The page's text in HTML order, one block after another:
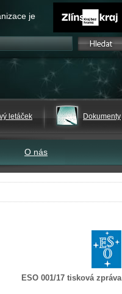
je
letáček Dokumenty
O nás
ESO 001/17 tisková zpráva